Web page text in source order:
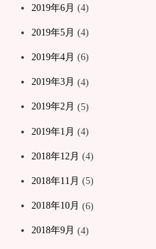
2019年6月 (4)
2019年5月 (4)
2019年4月 (6)
2019年3月 (4)
2019年2月 (5)
2019年1月 (4)
2018年12月 (4)
2018年11月 (5)
2018年10月 (6)
2018年9月 (4)